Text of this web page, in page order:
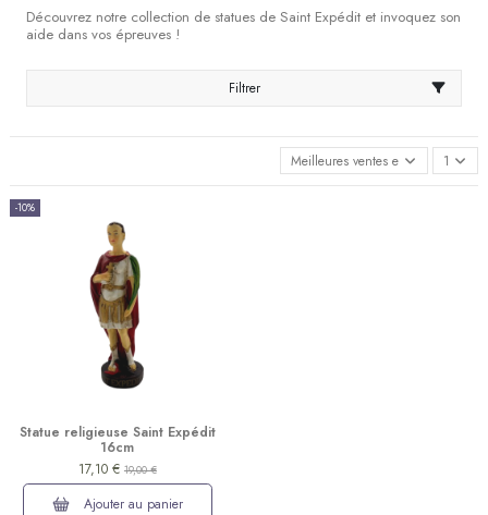
Découvrez notre collection de statues de Saint Expédit et invoquez son
aide dans vos épreuves !
Filtrer
Meilleures ventes en premier1
-10%
Statue religieuse Saint Expédit
16cm
17,10 € 19,00 €
Ajouter au panier